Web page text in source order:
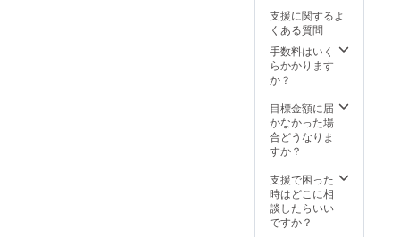
の宛名
変更は
不可と
なって
おりま
像はイ
メージ
です。
金額に
税
（10%
）と送
料990円
支援に関するよ
くある質問
手数料はいく
らかかります
か？
目標金額に届
かなかった場
合どうなりま
すか？
支援で困った
時はどこに相
談したらいい
ですか？